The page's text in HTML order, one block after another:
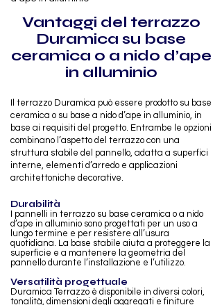
Vantaggi del terrazzo
Duramica su base
ceramica o a nido d’ape
in alluminio
Il terrazzo Duramica può essere prodotto su base
ceramica o su base a nido d’ape in alluminio, in
base ai requisiti del progetto. Entrambe le opzioni
combinano l’aspetto del terrazzo con una
struttura stabile del pannello, adatta a superfici
interne, elementi d’arredo e applicazioni
architettoniche decorative.
Durabilità
I pannelli in terrazzo su base ceramica o a nido
d’ape in alluminio sono progettati per un uso a
lungo termine e per resistere all’usura
quotidiana. La base stabile aiuta a proteggere la
superficie e a mantenere la geometria del
pannello durante l’installazione e l’utilizzo.
Versatilità progettuale
Duramica Terrazzo è disponibile in diversi colori,
tonalità, dimensioni degli aggregati e finiture